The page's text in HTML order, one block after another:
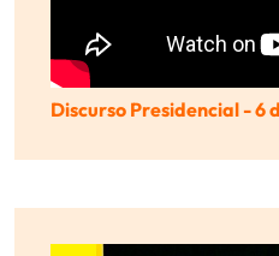
Discurso Presidencial - 6